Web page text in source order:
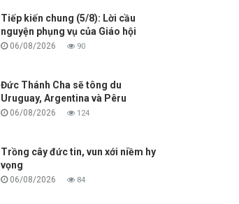
Tiếp kiến chung (5/8): Lời cầu
nguyện phụng vụ của Giáo hội
06/08/2026 90
Đức Thánh Cha sẽ tông du
Uruguay, Argentina và Pêru
06/08/2026 124
Trồng cây đức tin, vun xới niềm hy
vọng
06/08/2026 84